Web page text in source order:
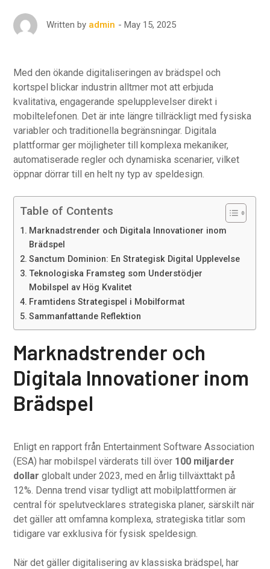
Written by admin May 15, 2025
Med den ökande digitaliseringen av brädspel och
kortspel blickar industrin alltmer mot att erbjuda
kvalitativa, engagerande spelupplevelser direkt i
mobiltelefonen. Det är inte längre tillräckligt med fysiska
variabler och traditionella begränsningar. Digitala
plattformar ger möjligheter till komplexa mekaniker,
automatiserade regler och dynamiska scenarier, vilket
öppnar dörrar till en helt ny typ av speldesign.
Table of Contents
Marknadstrender och Digitala Innovationer inom
Brädspel
Sanctum Dominion: En Strategisk Digital Upplevelse
Teknologiska Framsteg som Understödjer
Mobilspel av Hög Kvalitet
Framtidens Strategispel i Mobilformat
Sammanfattande Reflektion
Marknadstrender och
Digitala Innovationer inom
Brädspel
Enligt en rapport från Entertainment Software Association
(ESA) har mobilspel värderats till över 100 miljarder
dollar globalt under 2023, med en årlig tillväxttakt på
12%. Denna trend visar tydligt att mobilplattformen är
central för spelutvecklares strategiska planer, särskilt när
det gäller att omfamna komplexa, strategiska titlar som
tidigare var exklusiva för fysisk speldesign.
När det gäller digitalisering av klassiska brädspel, har